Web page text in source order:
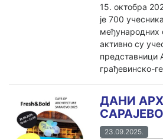
15. октобра
је 700
међународних
активно су
представници
грађевинско-
ДАНИ
23.09.2025.